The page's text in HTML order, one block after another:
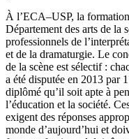
À l’ECA–USP, la formation
Département des arts de la
professionnels de
et de la dramaturgie. Le
de la scène est sélectif :
a été disputée en 2013 par
diplômé qu’il soit apte à
l’éducation et la société.
exigent des réponses
monde d’aujourd’hui et